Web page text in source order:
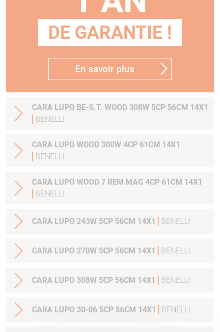
DE GARANTIE !
En savoir plus
CARA LUPO BE-S.T. WOOD 308W 5CP 56CM 14X1
BENELLI
CARA LUPO WOOD 300W 4CP 61CM 14X1
BENELLI
CARA LUPO WOOD 7 REM MAG 4CP 61CM 14X1
BENELLI
CARA LUPO 243W 5CP 56CM 14X1 BENELLI
CARA LUPO 270W 5CP 56CM 14X1 BENELLI
CARA LUPO 308W 5CP 56CM 14X1 BENELLI
CARA LUPO 30-06 5CP 56CM 14X1 BENELLI